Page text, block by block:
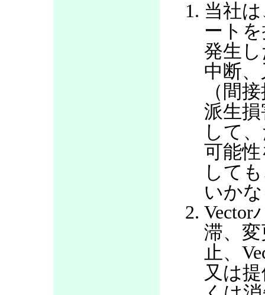
当社
ート
発生
中断
（間
派生
して
可能
して
いか
Vector
滞、
止、
又は